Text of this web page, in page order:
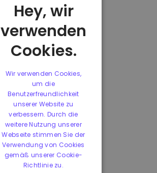
Hey, wir
verwenden
Cookies.
Wir verwenden Cookies,
um die
Benutzerfreundlichkeit
unserer Website zu
verbessern. Durch die
weitere Nutzung unserer
Webseite stimmen Sie der
Verwendung von Cookies
gemäß unserer Cookie-
Richtlinie zu.